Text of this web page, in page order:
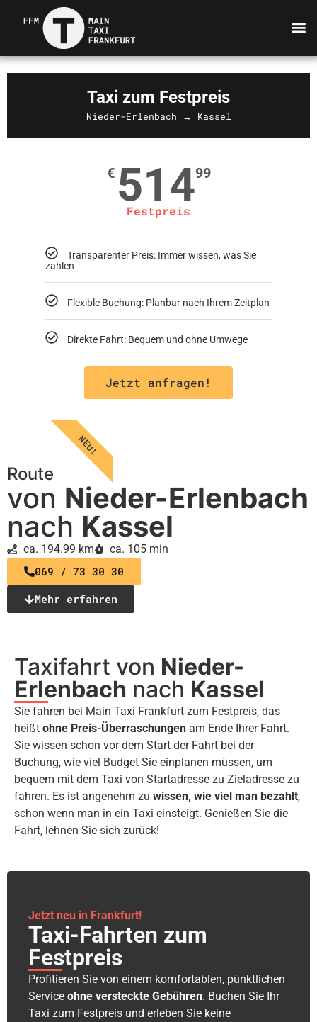
Route
von Nieder-Erlenbach
nach Kassel
ca. 194.99 km ca. 105 min
069 / 73 30 30
Mehr erfahren
Taxi zum Festpreis
Nieder-Erlenbach → Kassel
€ 51499
Festpreis
Transparenter Preis: Immer wissen, was Sie
zahlen
Flexible Buchung: Planbar nach Ihrem Zeitplan
Direkte Fahrt: Bequem und ohne Umwege
Jetzt anfragen!
NEU!
Taxifahrt von Nieder-
Erlenbach nach Kassel
Sie fahren bei Main Taxi Frankfurt zum Festpreis, das
heißt ohne Preis-Überraschungen am Ende Ihrer Fahrt.
Sie wissen schon vor dem Start der Fahrt bei der
Buchung, wie viel Budget Sie einplanen müssen, um
bequem mit dem Taxi von Startadresse zu Zieladresse zu
fahren. Es ist angenehm zu wissen, wie viel man bezahlt,
schon wenn man in ein Taxi einsteigt. Genießen Sie die
Fahrt, lehnen Sie sich zurück!
Jetzt neu in Frankfurt!
Taxi-Fahrten zum
Festpreis
Profitieren Sie von einem komfortablen, pünktlichen
Service ohne versteckte Gebühren. Buchen Sie Ihr
Taxi zum Festpreis und erleben Sie keine